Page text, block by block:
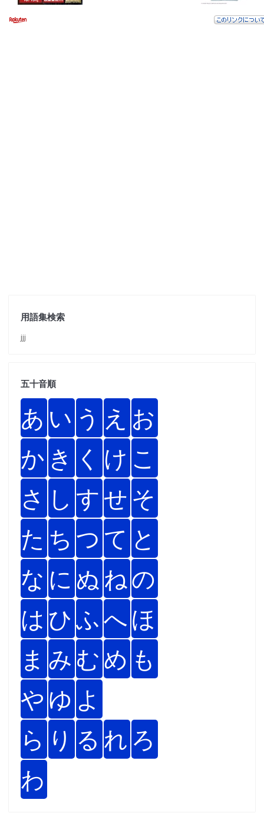
用語集検索
jjj
五十音順
あ い う え お
か き く け こ
さ し すせ そ
た ち つ て と
な に ぬ ねの
は ひふへほ
ま み むめ も
や ゆ よ
ら り る れ ろ
わ